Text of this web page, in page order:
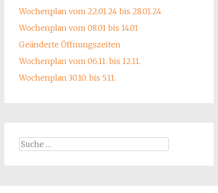
Wochenplan vom 22.01.24 bis 28.01.24
Wochenplan vom 08.01 bis 14.01
Geänderte Öffnungszeiten
Wochenplan vom 06.11. bis 12.11.
Wochenplan 30.10. bis 5.11.
Suche